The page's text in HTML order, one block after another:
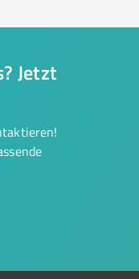
Jetzt